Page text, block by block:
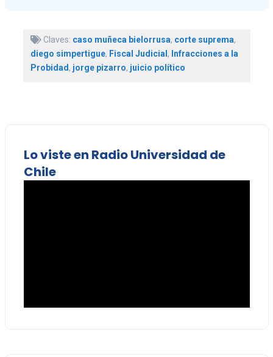
Claves: caso muñeca bielorrusa, corte suprema,
diego simpertigue, Fiscal Judicial , Infracciones a la
Probidad, jorge pizarro, juicio político
Lo viste en Radio Universidad de
Chile